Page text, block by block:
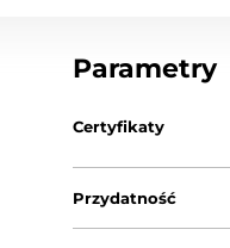
Parametry
Certyfikaty
Przydatność